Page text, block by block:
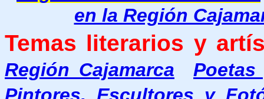
en la Región
Temas literarios y
Región Cajamarca